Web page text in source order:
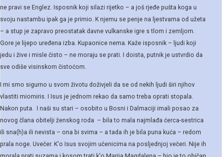
ne pravi se Englez. Isposnik koji silazi rijetko – a još rjeđe pušta koga u
svoju nastambu ipak ga je primio. K njemu se penje na ljestvama od užeta
– a stup je zapravo preostatak davne vulkanske igre s tlom i zemljom.
Gore je lijepo uređena izba. Kupaonice nema. Kaže isposnik – ljudi koji
jedu i žive i misle čisto – ne moraju se prati. I doista, putnik je ustvrdio da
sve odiše visinskom čistoćom.
I mi smo sigurno u svom životu doživjeli da se od nekih ljudi širi njihov
vlastiti miomiris. I Isus je jednom rekao da samo treba oprati stopala.
Nakon puta. I naši su stari – osobito u Bosni i Dalmaciji imali posao za
novog člana obitelji ženskog roda – bila to mala najmlađa ćerca-sestrica
ili sna(h)a ili nevista – ona bi svima – a tada ih je bila puna kuća – redom
prala noge. Uvečer. K'o Isus svojim učenicima na posljednjoj večeri. Nije ih